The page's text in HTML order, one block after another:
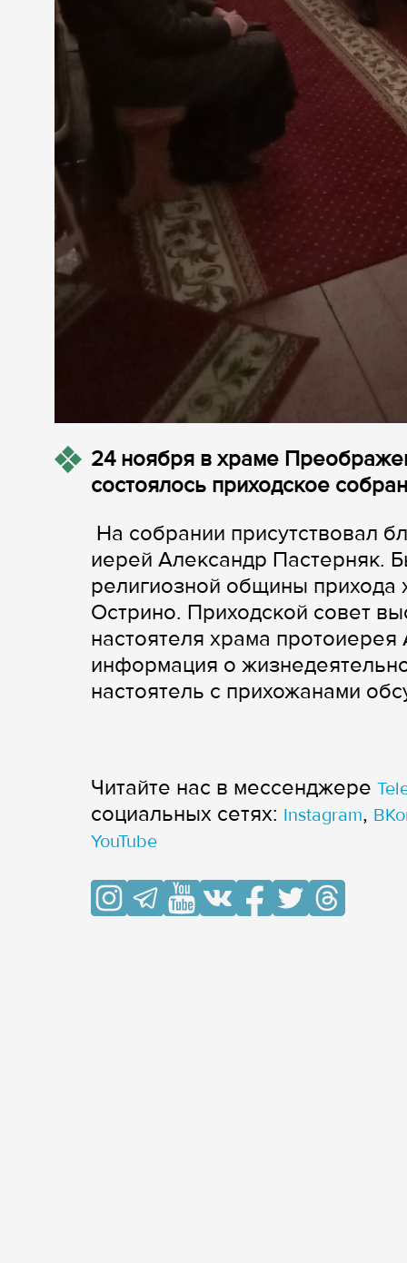
24 ноября в храме
состоялось приходское
На собрании присутствовал
иерей Александр Пастерняк.
религиозной общины прихода
Острино. Приходской совет
настоятеля храма
информация о
настоятель с прихожанами
Читайте нас в мессенджере
cоциальных сетях: Instagram,
YouTube